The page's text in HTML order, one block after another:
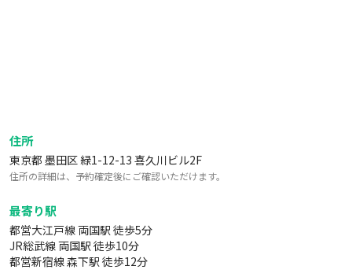
住所
東京都 墨田区 緑1-12-13 喜久川ビル2F
住所の詳細は、予約確定後にご確認いただけます。
最寄り駅
都営大江戸線 両国駅 徒歩5分
JR総武線 両国駅 徒歩10分
都営新宿線 森下駅 徒歩12分